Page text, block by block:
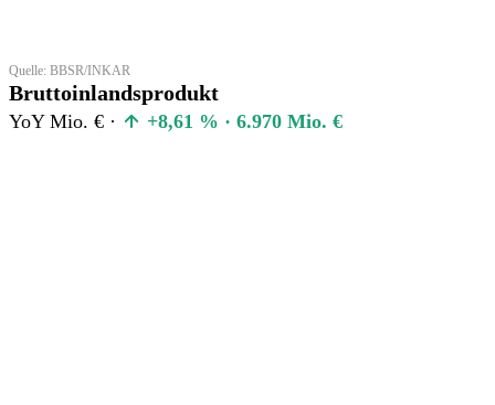
Quelle: BBSR/INKAR
Bruttoinlandsprodukt
YoY Mio. € · +8,61 % · 6.970 Mio. €